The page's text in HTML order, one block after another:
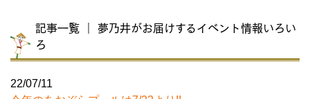
記事一覧 ｜ 夢乃井がお届けするイベント情報いろい
ろ
22/07/11